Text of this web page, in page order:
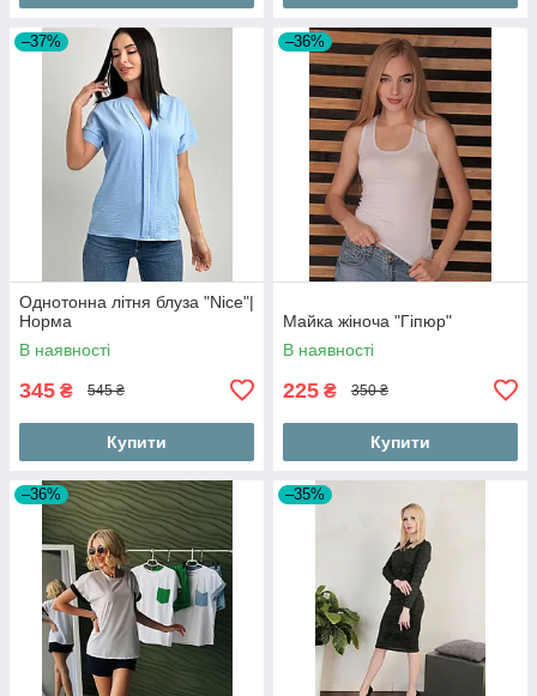
–37%
Однотонна літня блуза "Nice"|
Норма
В наявності
345 ₴ 545 ₴
Купити
–36%
Майка жіноча "Гіпюр"
В наявності
225 ₴ 350 ₴
Купити
–36% –35%